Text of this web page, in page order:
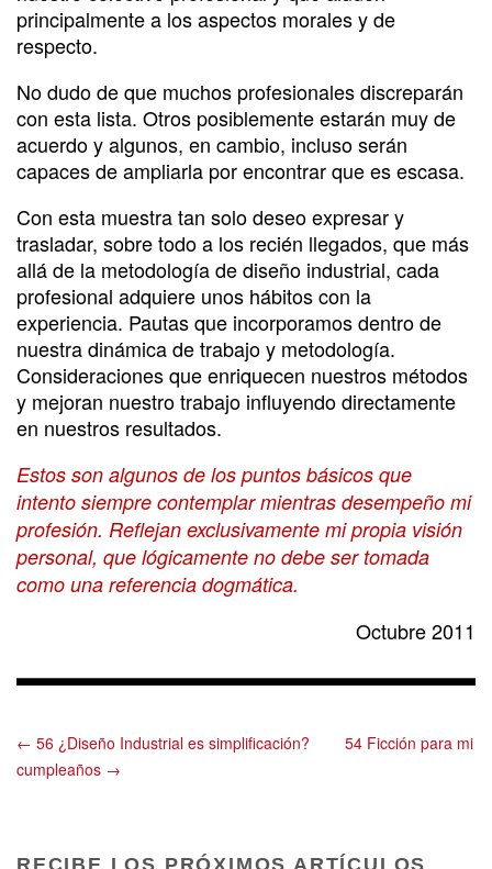
principalmente a los aspectos morales y de
respecto.
No dudo de que muchos profesionales discreparán
con esta lista. Otros posiblemente estarán muy de
acuerdo y algunos, en cambio, incluso serán
capaces de ampliarla por encontrar que es escasa.
Con esta muestra tan solo deseo expresar y
trasladar, sobre todo a los recién llegados, que más
allá de la metodología de diseño industrial, cada
profesional adquiere unos hábitos con la
experiencia. Pautas que incorporamos dentro de
nuestra dinámica de trabajo y metodología.
Consideraciones que enriquecen nuestros métodos
y mejoran nuestro trabajo influyendo directamente
en nuestros resultados.
Estos son algunos de los puntos básicos que
intento siempre contemplar mientras desempeño mi
profesión. Reflejan exclusivamente mi propia visión
personal, que lógicamente no debe ser tomada
como una referencia dogmática.
Octubre 2011
← 56 ¿Diseño Industrial es simplificación?
54 Ficción para mi
cumpleaños →